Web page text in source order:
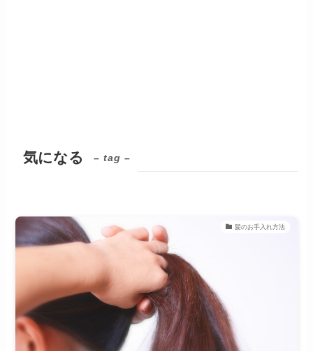
気になる – tag –
髪のお手入れ方法